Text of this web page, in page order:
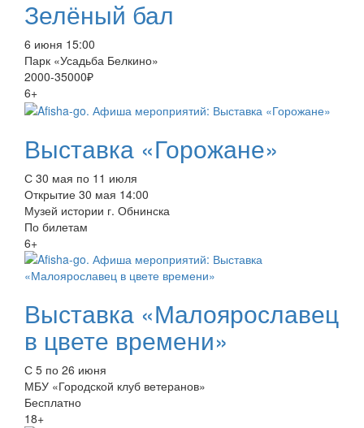
Зелёный бал
6 июня 15:00
Парк «Усадьба Белкино»
2000-35000₽
6+
Выставка «Горожане»
С 30 мая по 11 июля
Открытие 30 мая 14:00
Музей истории г. Обнинска
По билетам
6+
Выставка «Малоярославец
в цвете времени»
С 5 по 26 июня
МБУ «Городской клуб ветеранов»
Бесплатно
18+